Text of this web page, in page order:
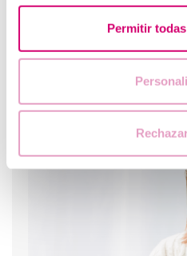
Permitir
¿Puedo quedar